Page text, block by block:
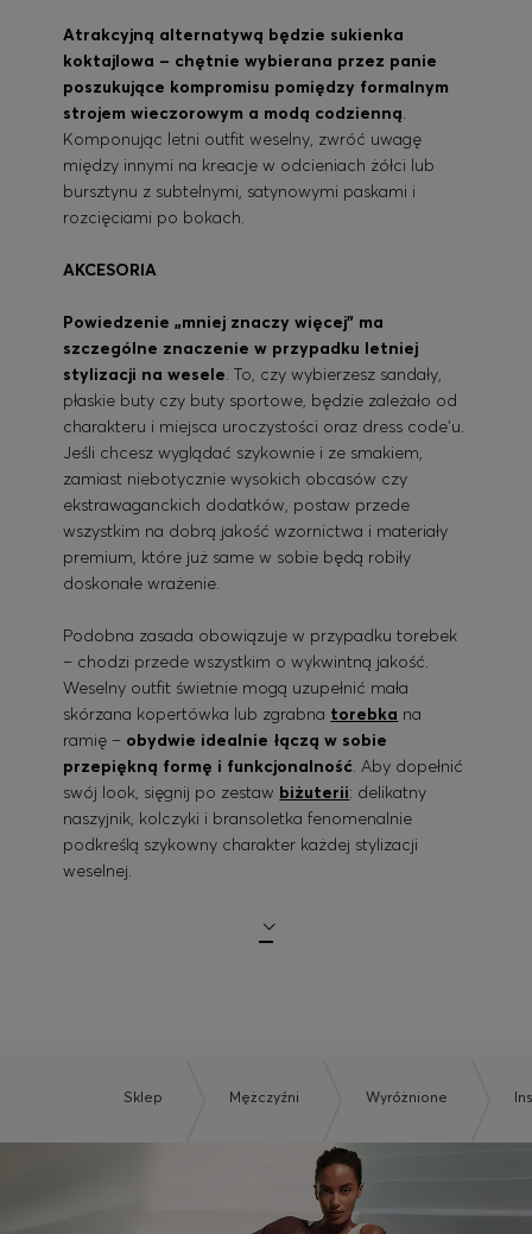
Atrakcyjną alternatywą będzie sukienka
koktajlowa – chętnie wybierana przez panie
poszukujące kompromisu pomiędzy formalnym
strojem wieczorowym a modą codzienną.
Komponując letni outfit weselny, zwróć uwagę
między innymi na kreacje w odcieniach żółci lub
bursztynu z subtelnymi, satynowymi paskami i
rozcięciami po bokach.
AKCESORIA
Powiedzenie „mniej znaczy więcej” ma
szczególne znaczenie w przypadku letniej
stylizacji na wesele. To, czy wybierzesz sandały,
płaskie buty czy buty sportowe, będzie zależało od
charakteru i miejsca uroczystości oraz dress code’u.
Jeśli chcesz wyglądać szykownie i ze smakiem,
zamiast niebotycznie wysokich obcasów czy
ekstrawaganckich dodatków, postaw przede
wszystkim na dobrą jakość wzornictwa i materiały
premium, które już same w sobie będą robiły
doskonałe wrażenie.
Podobna zasada obowiązuje w przypadku torebek
– chodzi przede wszystkim o wykwintną jakość.
Weselny outfit świetnie mogą uzupełnić mała
skórzana kopertówka lub zgrabna torebka na
ramię – obydwie idealnie łączą w sobie
przepiękną formę i funkcjonalność. Aby dopełnić
swój look, sięgnij po zestaw biżuterii: delikatny
naszyjnik, kolczyki i bransoletka fenomenalnie
podkreślą szykowny charakter każdej stylizacji
weselnej.
Sklep Mężczyźni Wyróżnione